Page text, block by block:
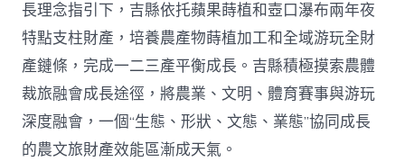
體
裁
旅”
效
能
區
_
長理念指引下，吉縣依托蘋果蒔植和壺口瀑布兩年夜
特點支柱財產，培養農產物蒔植加工和全域游玩全財
產鏈條，完成一二三產平衡成長。吉縣積極摸索農體
裁旅融會成長途徑，將農業、文明、體育賽事與游玩
深度融會，一個“生態、形狀、文態、業態”協同成長
的農文旅財產效能區漸成天氣。